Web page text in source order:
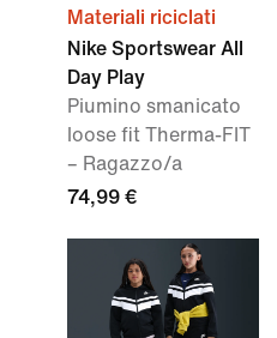
Materiali riciclati
Nike Sportswear All
Day Play
Piumino smanicato
loose fit Therma-FIT
– Ragazzo/a
74,99 €